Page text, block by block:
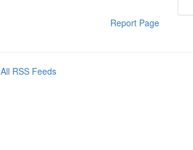
Report Page
All RSS Feeds